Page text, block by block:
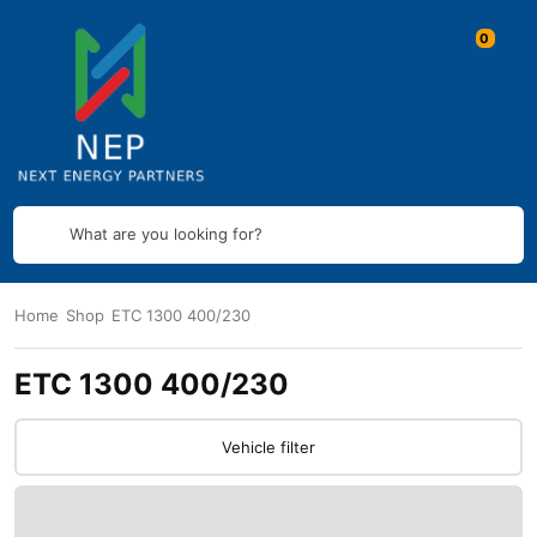
What are you looking for?
Home Shop ETC 1300 400/230
ETC 1300 400/230
Vehicle filter